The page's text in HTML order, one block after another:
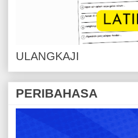
ULANGKAJI
PERIBAHASA